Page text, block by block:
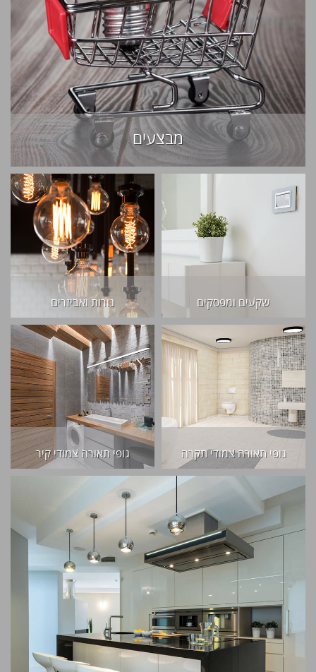
מבצעים
שקעים ומפסקים נורות ואביזרים
גופי תאורה צמודי תקרה גופי תאורה צמודי קיר